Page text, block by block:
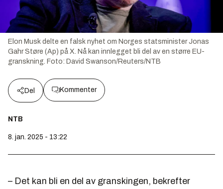
Elon Musk delte en falsk nyhet om Norges statsminister Jonas
Gahr Støre (Ap) på X. Nå kan innlegget bli del av en større EU-
granskning. Foto: David Swanson/Reuters/NTB
Del Kommenter
NTB
8. jan. 2025 - 13:22
– Det kan bli en del av granskingen, bekrefter